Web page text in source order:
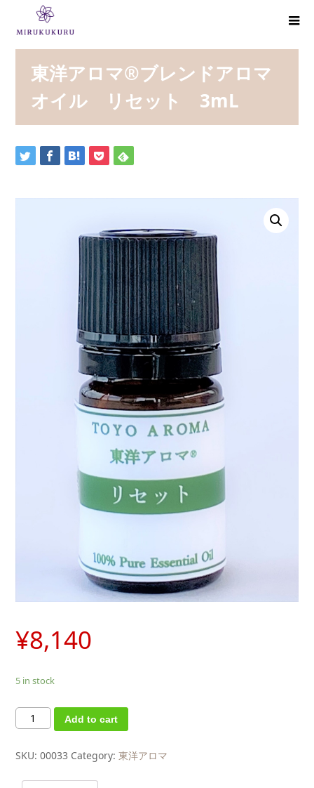
東洋アロマ®ブレンドアロマ
オイル リセット 3mL
¥8,140
5 in stock
東
ア
マ
®
レ
Add to cart
SKU: 00033 Category: 東洋アロマ